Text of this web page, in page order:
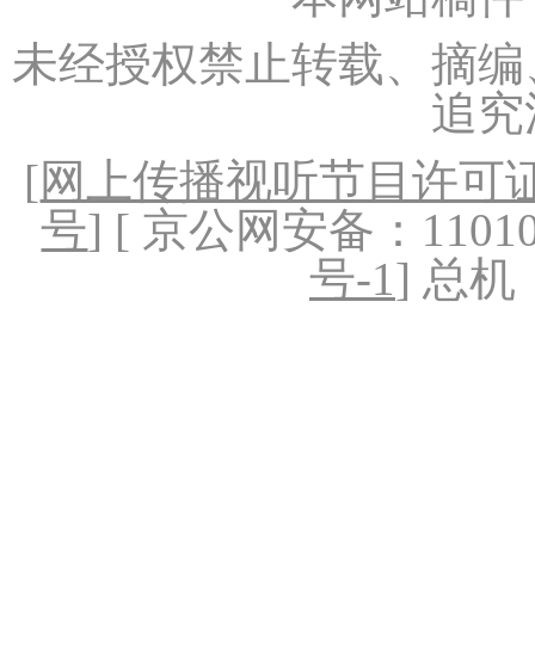
未经授权禁止转载、摘
追
[网上传播视听节目许可
号] [ 京公网安备：
号-1] 总机